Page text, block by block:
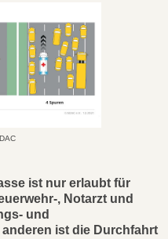
ist nur erlaubt für
, Notarzt und
und
ist die Durchfahrt